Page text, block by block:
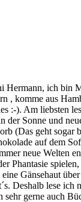
Hermann, ich bin
, komme aus
:-). Am liebsten
der Sonne und
(Das geht sogar
auf dem
neue Welten
Phantasie
Gänsehaut
Deshalb lese ich
sehr gerne auch